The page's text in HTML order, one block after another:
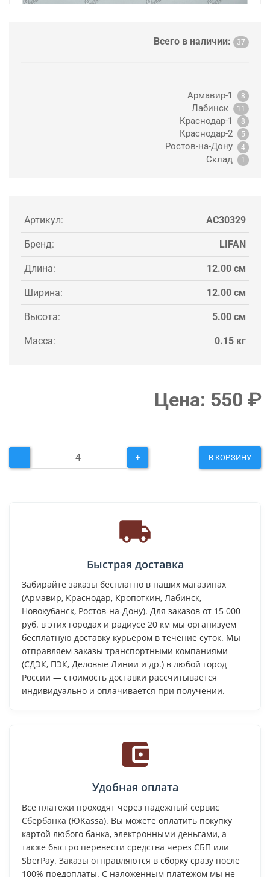
Всего в наличии: 37
Армавир-1 8
Лабинск 11
Краснодар-1 8
Краснодар-2 5
Ростов-на-Дону 4
Склад 1
Артикул: AC30329
Бренд: LIFAN
Длина: 12.00 см
Ширина: 12.00 см
Высота: 5.00 см
Масса: 0.15 кг
Цена: 550 ₽
- + В КОРЗИНУ
Быстрая доставка
Забирайте заказы бесплатно в наших магазинах
(Армавир, Краснодар, Кропоткин, Лабинск,
Новокубанск, Ростов-на-Дону). Для заказов от 15 000
руб. в этих городах и радиусе 20 км мы организуем
бесплатную доставку курьером в течение суток. Мы
отправляем заказы транспортными компаниями
(СДЭК, ПЭК, Деловые Линии и др.) в любой город
России — стоимость доставки рассчитывается
индивидуально и оплачивается при получении.
Удобная оплата
Все платежи проходят через надежный сервис
Сбербанка (ЮKassa). Вы можете оплатить покупку
картой любого банка, электронными деньгами, а
также быстро перевести средства через СБП или
SberPay. Заказы отправляются в сборку сразу после
100% предоплаты. С наложенным платежом мы не